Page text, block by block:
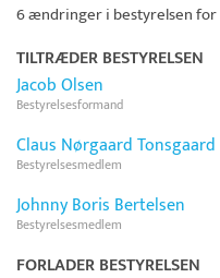
6 ændringer i bestyrelsen for
TILTRÆDER BESTYRELSEN
Jacob Olsen
Bestyrelsesformand
Claus Nørgaard Tonsgaard
Bestyrelsesmedlem
Johnny Boris Bertelsen
Bestyrelsesmedlem
FORLADER BESTYRELSEN